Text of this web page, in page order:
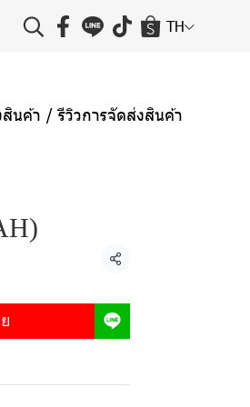
TH
นค้า / รีวิวการจัดส่งสินค้า
แชร์